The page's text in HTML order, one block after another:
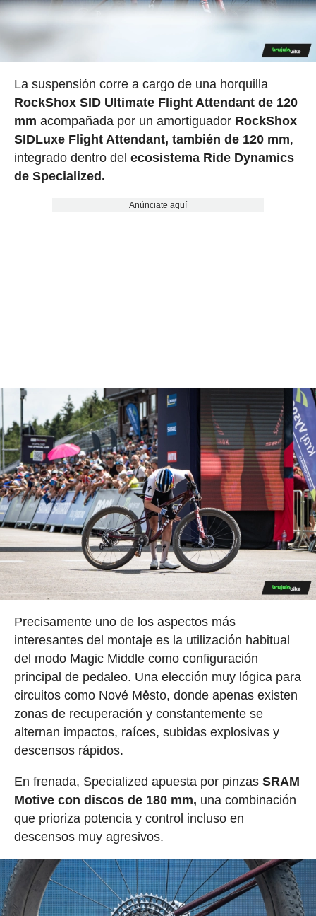
La suspensión corre a cargo de una horquilla
RockShox SID Ultimate Flight Attendant de 120
mm acompañada por un amortiguador RockShox
SIDLuxe Flight Attendant, también de 120 mm,
integrado dentro del ecosistema Ride Dynamics
de Specialized.
Anúnciate aquí
Precisamente uno de los aspectos más
interesantes del montaje es la utilización habitual
del modo Magic Middle como configuración
principal de pedaleo. Una elección muy lógica para
circuitos como Nové Město, donde apenas existen
zonas de recuperación y constantemente se
alternan impactos, raíces, subidas explosivas y
descensos rápidos.
En frenada, Specialized apuesta por pinzasSRAM
Motive con discos de 180 mm, una combinación
que prioriza potencia y control incluso en
descensos muy agresivos.